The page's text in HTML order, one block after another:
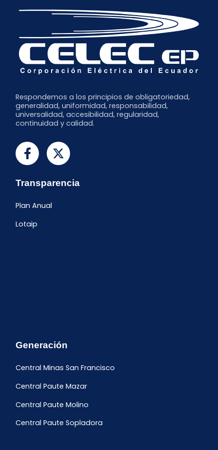
Respondemos a los principios de obligatoriedad,
generalidad, uniformidad, responsabilidad,
universalidad, accesibilidad, regularidad,
continuidad y calidad.
Transparencia
Plan Anual
Lotaip
Generación
Central Minas San Francisco
Central Paute Mazar
Central Paute Molino
Central Paute Sopladora